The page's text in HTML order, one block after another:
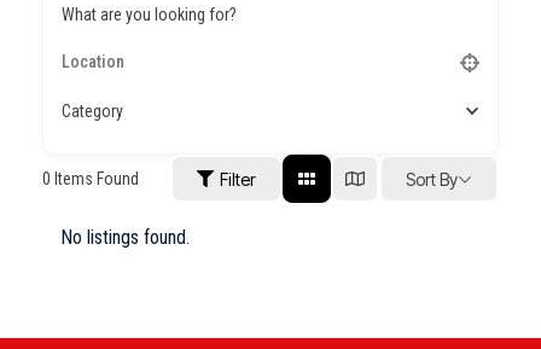
What are you looking for?
Category
0 Items Found Filter Sort By
No listings found.